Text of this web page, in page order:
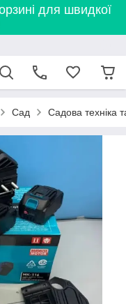
для швидкої
Сад Садова техніка